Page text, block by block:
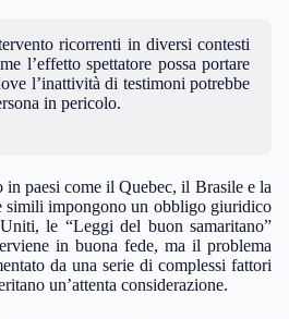
ricorrenti in diversi contesti
l’effetto spettatore possa portare
l’inattività di testimoni potrebbe
in pericolo.
in paesi come il Quebec, il Brasile e la
simili impongono un obbligo giuridico
le “Leggi del buon samaritano”
in buona fede, ma il problema
da una serie di complessi fattori
un’attenta considerazione.